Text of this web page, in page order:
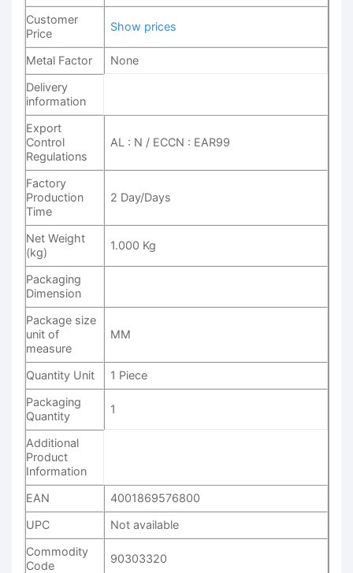
Customer
Price
Show prices
Metal Factor
None
Delivery
information
Export
Control
Regulations
AL : N / ECCN : EAR99
Factory
Production
Time
2 Day/Days
Net Weight
(kg)
1.000 Kg
Packaging
Dimension
Package size
unit of
measure
MM
Quantity Unit
1 Piece
Packaging
Quantity
1
Additional
Product
Information
EAN
4001869576800
UPC
Not available
Commodity
Code
90303320